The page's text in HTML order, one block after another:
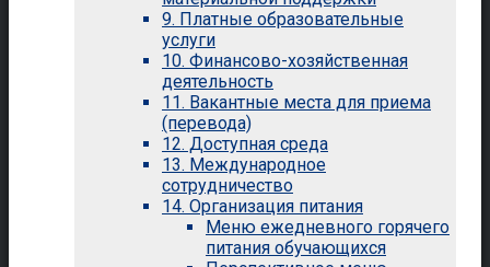
9. Платные образовательные
услуги
10. Финансово-хозяйственная
деятельность
11. Вакантные места для приема
(перевода)
12. Доступная среда
13. Международное
сотрудничество
14. Организация питания
Меню ежедневного горячего
питания обучающихся